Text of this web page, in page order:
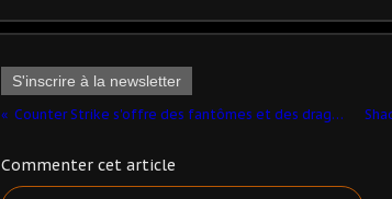
S'inscrire à la newsletter
Counter Strike s'offre des fantômes et des dragons !
Commenter cet article